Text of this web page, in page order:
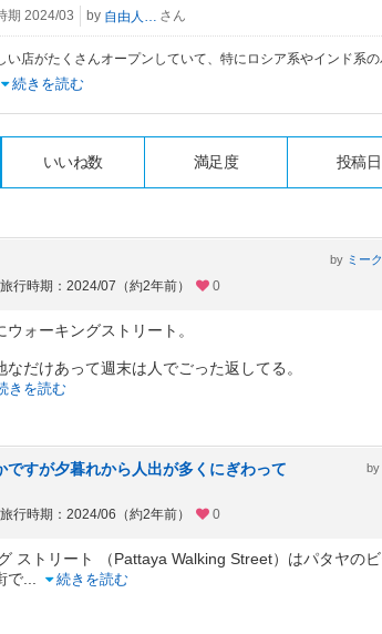
期 2024/03 by さん
店がたくさんオープンしていて、特にロシア系やインド系
続きを読む
いいね数 満足度 投稿日
旅行時期：2024/07（約2年前） 0
by
ォーキングストリート。
だけあって週末は人でごった返してる。
きを読む
ですが夕暮れから人出が多くにぎわって
旅行時期：2024/06（約2年前） 0
by
ストリート （Pattaya Walking Street）はパタヤの
で
続きを読む